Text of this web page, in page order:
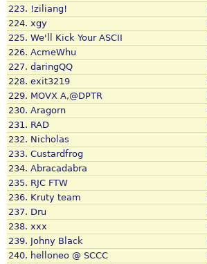
223. !ziliang!
224. xgy
225. We'll Kick Your ASCII
226. AcmeWhu
227. daringQQ
228. exit3219
229. MOVX A,@DPTR
230. Aragorn
231. RAD
232. Nicholas
233. Custardfrog
234. Abracadabra
235. RJC FTW
236. Kruty team
237. Dru
238. xxx
239. Johny Black
240. helloneo @ SCCC